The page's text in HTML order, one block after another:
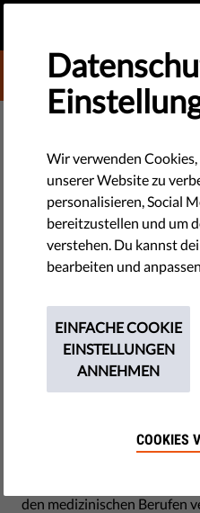
DONATE TO
TECHNOLOGIE & RECHTE
Die
Medizinische
der
Im krassen Widerspruch zum
ihren Rechnungen
anzugeben.
Holländische Gemeinden
den medizinischen Berufen
Wir verwenden
unserer Website zu
personalisieren, Social
bereitzustellen und um
verstehen. Du kannst
bearbeiten und
EINFACHE COOKIE
EINSTELLUNGEN
ANNEHMEN
COOKIES